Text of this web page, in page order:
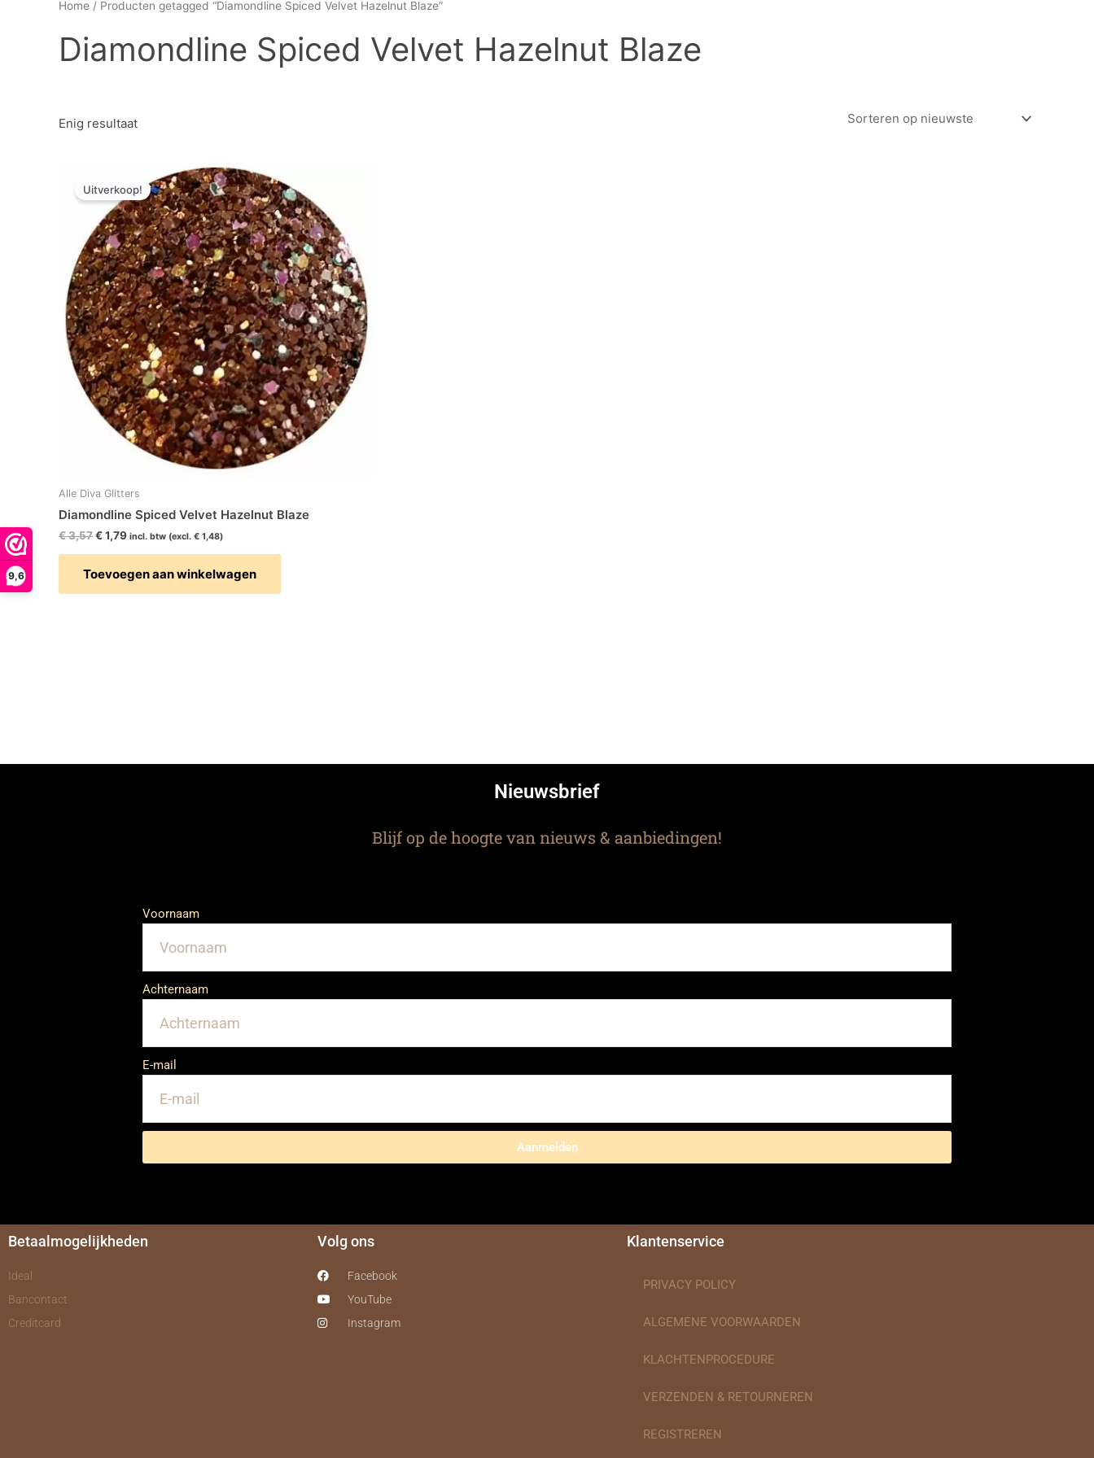
9,6
Home / Producten getagged “Diamondline Spiced Velvet Hazelnut Blaze”
Diamondline Spiced Velvet Hazelnut Blaze
Enig resultaat
Uitverkoop!
Alle Diva Glitters
Diamondline Spiced Velvet Hazelnut Blaze
€3,57
Oorspronkelijke
prijs
was:
€ 3,57.
€1,79
prijs
is:
€ 1,79.
incl. btw (excl. € 1,48)
Toevoegen aan winkelwagen
Nieuwsbrief
Blijf op de hoogte van nieuws & aanbiedingen!
Voornaam
Achternaam
E-mail
Aanmelden
Betaalmogelijkheden
Ideal
Bancontact
Creditcard
Volg ons
Facebook
YouTube
Instagram
Klantenservice
PRIVACY POLICY
ALGEMENE VOORWAARDEN
KLACHTENPROCEDURE
VERZENDEN & RETOURNEREN
REGISTREREN